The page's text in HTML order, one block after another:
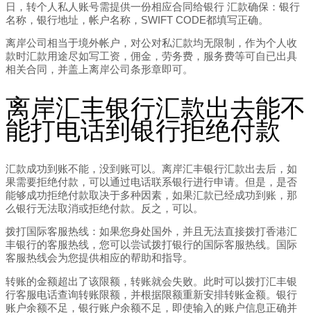
日，转个人私人账号需提供一份相应合同给银行 汇款确保：银行
名称，银行地址，帐户名称，SWIFT CODE都填写正确。
离岸公司相当于境外帐户，对公对私汇款均无限制，作为个人收
款时汇款用途尽如写工资，佣金，劳务费，服务费等可自已出具
相关合同，并盖上离岸公司条形章即可。
离岸汇丰银行汇款出去能不
能打电话到银行拒绝付款
汇款成功到账不能，没到账可以。离岸汇丰银行汇款出去后，如
果需要拒绝付款，可以通过电话联系银行进行申请。但是，是否
能够成功拒绝付款取决于多种因素，如果汇款已经成功到账，那
么银行无法取消或拒绝付款。反之，可以。
拨打国际客服热线：如果您身处国外，并且无法直接拨打香港汇
丰银行的客服热线，您可以尝试拨打银行的国际客服热线。国际
客服热线会为您提供相应的帮助和指导。
转账的金额超出了该限额，转账就会失败。此时可以拨打汇丰银
行客服电话查询转账限额，并根据限额重新安排转账金额。银行
账户余额不足，银行账户余额不足，即使输入的账户信息正确并